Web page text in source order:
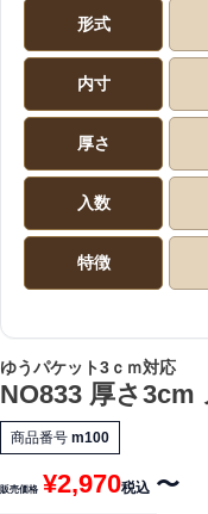
形式
内寸
厚さ
入数
特徴
ゆうパケット3ｃｍ対応
NO833 厚さ3cm
商品番号 m100
販売価格 ¥2,970税込 〜